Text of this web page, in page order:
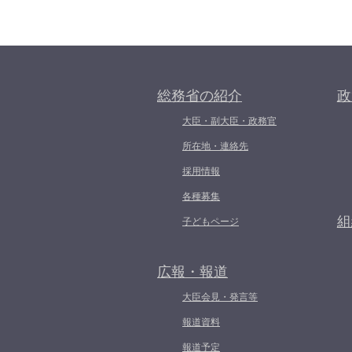
総務省の紹介
大臣・副大臣・政務官
所在地・連絡先
採用情報
各種募集
子どもページ
広報・報道
大臣会見・発言等
報道資料
報道予定